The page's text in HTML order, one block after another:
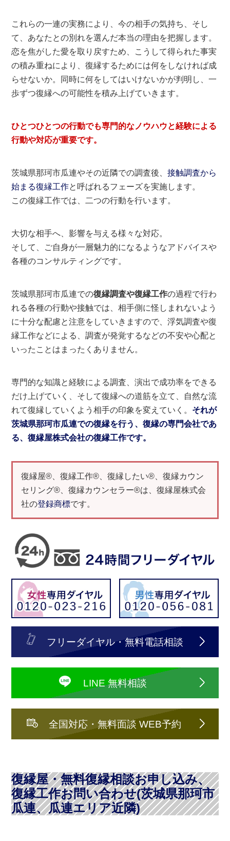
これらの一連の実務により、今の相手の気持ち、そし
て、あなたとの別れを選んだ本当の理由を把握します。
恋を焦がした愛を取り戻すため、こうして得られた事実
の積み重ねにより、復縁するためには何をしなければ成
らせないか。同時に何をしてはいけないかが判明し、一
歩ずつ復縁への可能性を積み上げていきます。
ひとつひとつの行動でも専門的なノウハウと経験による
行動や対応が重要です。
茨城県那珂市瓜連やその近隣での調査後、接触調査から
始まる復縁工作と呼ばれるフェーズを実施します。
この復縁工作では、二つの行動を行います。
大切な相手へ、影響を与える様々な対応。
そして、ご自身が一層魅力的になるようなアドバイスや
各種のコンサルティングです。
茨城県那珂市瓜連での復縁調査や復縁工作の過程で行わ
れる各種の行動や接触では、相手側に怪しまれないよう
に十分な配慮と注意をしていきますので、浮気調査や復
縁工作などによる、調査が発覚するなどの不安や心配と
いったことはまったくありません。
専門的な知識と経験による調査、演出で成功率をできる
だけ上げていく、そして復縁への道筋を立て、自然な流
れて復縁していくよう相手の印象を変えていく。 それが
茨城県那珂市瓜連での復縁を行う、復縁の専門会社であ
る、復縁屋株式会社の復縁工作です。
復縁屋®、復縁工作®、復縁したい®、復縁カウン
セリング®、復縁カウンセラー®は、復縁屋株式会
社の登録商標です。
フリーダイヤル・無料電話相談
LINE 無料相談
全国対応・無料面談 WEB予約
復縁屋・無料復縁相談お申し込み、
復縁工作お問い合わせ(茨城県那珂市
瓜連、瓜連エリア近隣)